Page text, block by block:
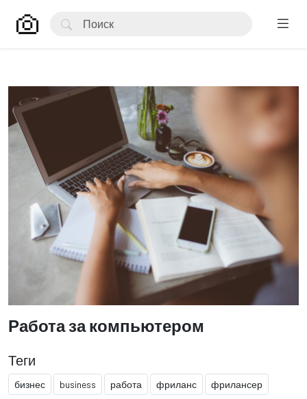
Работа за компьютером
Теги
бизнес business работа фриланс фрилансер